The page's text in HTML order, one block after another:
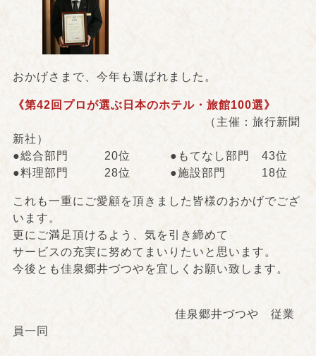
おかげさまで、今年も選ばれました。
《第42回プロが選ぶ日本のホテル・旅館100選》
（主催：旅行新聞
新社）
●総合部門 20位 ●もてなし部門 43位
●料理部門 28位 ●施設部門 18位
これも一重にご愛顧を頂きました皆様のおかげでござ
います。
更にご満足頂けるよう、気を引き締めて
サービスの充実に努めてまいりたいと思います。
今後とも佳泉郷井づつやを宜しくお願い致します。
佳泉郷井づつや 従業
員一同